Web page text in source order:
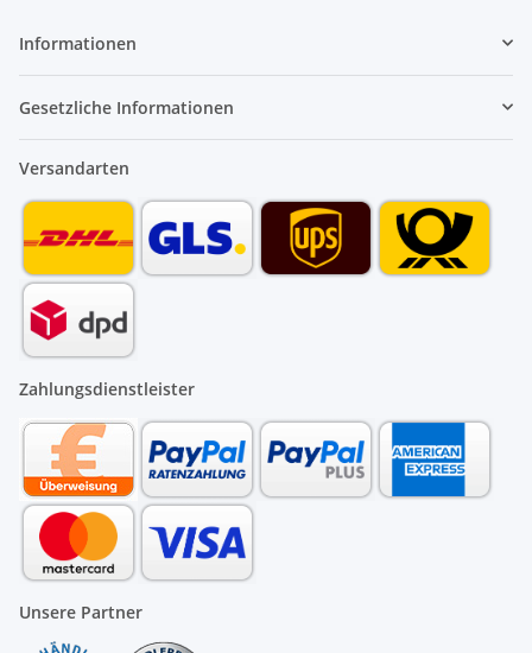
Informationen
Gesetzliche Informationen
Versandarten
Zahlungsdienstleister
Unsere Partner